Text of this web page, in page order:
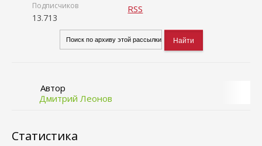
Подписчиков
13.713
RSS
Автор
Дмитрий Леонов
Статистика